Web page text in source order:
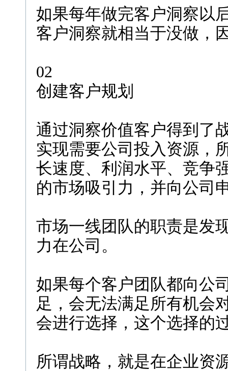
如果每年做完客户洞察以
客户洞察就相当于没做，
02
创建客户规划
通过洞察价值客户得到了
实现需要公司投入资源，
长速度、利润水平、竞争
的市场吸引力，并向公司
市场一线团队的职责是发
力在公司。
如果每个客户团队都向公
足，会无法满足所有机会
会进行选择，这个选择的
所谓战略，就是在企业资